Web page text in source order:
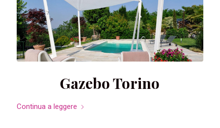
Gazebo Torino
Continua a leggere